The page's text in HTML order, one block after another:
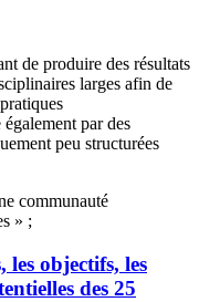
de produire des résultats
larges afin de
par des
peu structurées
communauté
» ;
les objectifs, les
des 25